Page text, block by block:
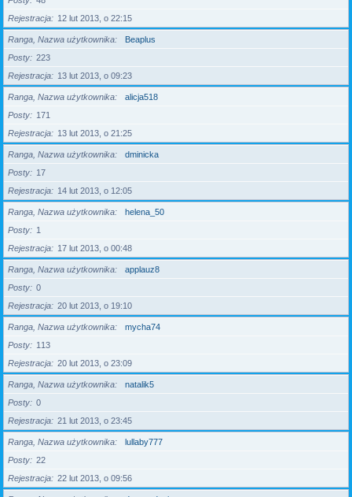
Rejestracja
12 lut 2013, o 22:15
Ranga, Nazwa użytkownika
Beaplus
Posty
223
Rejestracja
13 lut 2013, o 09:23
Ranga, Nazwa użytkownika
alicja518
Posty
171
Rejestracja
13 lut 2013, o 21:25
Ranga, Nazwa użytkownika
dminicka
Posty
17
Rejestracja
14 lut 2013, o 12:05
Ranga, Nazwa użytkownika
helena_50
Posty
1
Rejestracja
17 lut 2013, o 00:48
Ranga, Nazwa użytkownika
applauz8
Posty
0
Rejestracja
20 lut 2013, o 19:10
Ranga, Nazwa użytkownika
mycha74
Posty
113
Rejestracja
20 lut 2013, o 23:09
Ranga, Nazwa użytkownika
natalik5
Posty
0
Rejestracja
21 lut 2013, o 23:45
Ranga, Nazwa użytkownika
lullaby777
Posty
22
Rejestracja
22 lut 2013, o 09:56